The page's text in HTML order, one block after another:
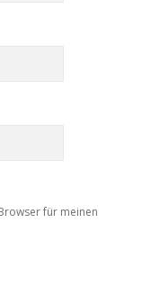
für meinen